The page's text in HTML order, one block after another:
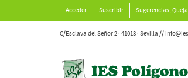
Acceder Suscribir Sugerencias,
C/Esclava del Señor 2 · 41013 · Sevilla //